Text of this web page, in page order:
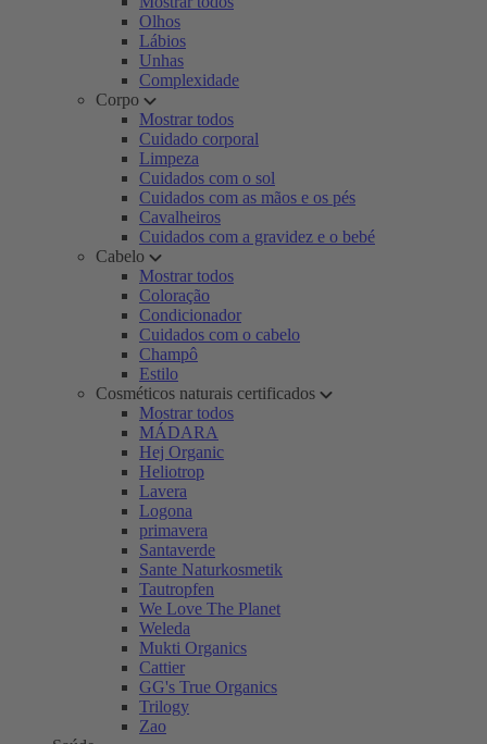
Olhos
Lábios
Unhas
Complexidade
Corpo
Mostrar todos
Cuidado corporal
Limpeza
Cuidados com o sol
Cuidados com as mãos e os pés
Cavalheiros
Cuidados com a gravidez e o bebé
Cabelo
Mostrar todos
Coloração
Condicionador
Cuidados com o cabelo
Champô
Estilo
Cosméticos naturais certificados
Mostrar todos
MÁDARA
Hej Organic
Heliotrop
Lavera
Logona
primavera
Santaverde
Sante Naturkosmetik
Tautropfen
We Love The Planet
Weleda
Mukti Organics
Cattier
GG's True Organics
Trilogy
Zao